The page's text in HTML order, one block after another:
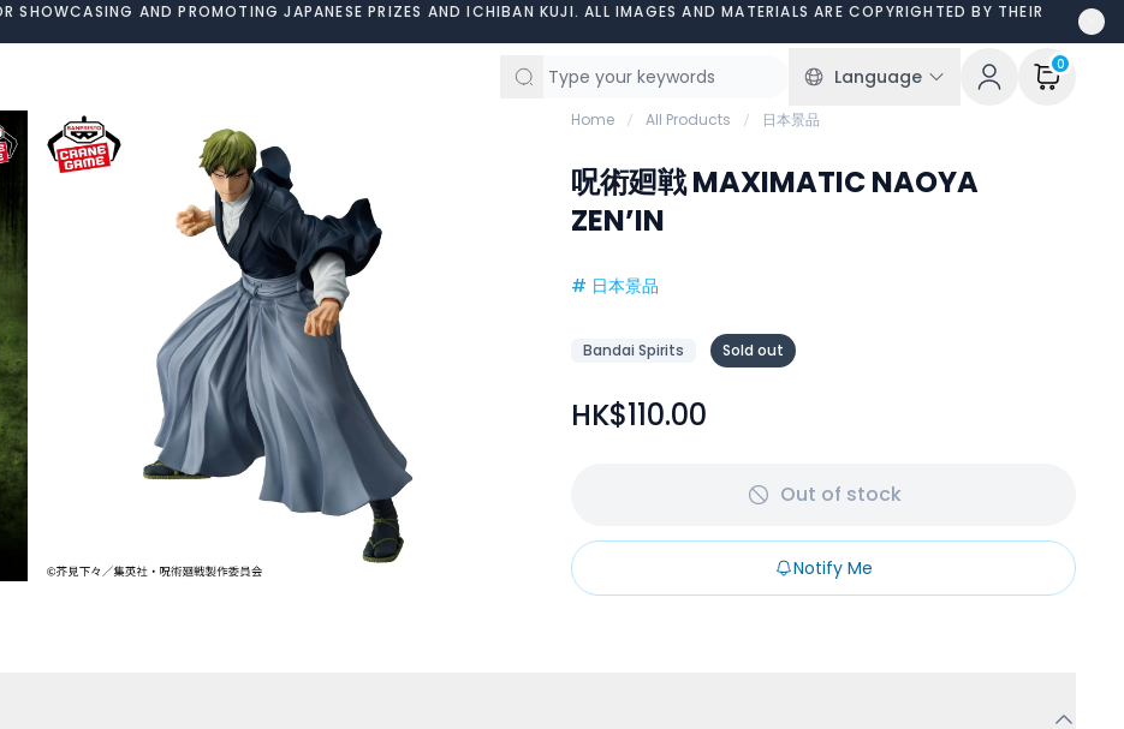
SHOWCASING AND PROMOTING JAPANESE PRIZES AND ICHIBAN KUJI. ALL IMAGES AND MATERIALS ARE COPYRIGHTED BY THEIR
Language
0
Home All Products 日本景品
呪術廻戦 MAXIMATIC NAOYA
ZEN’IN
# 日本景品
Bandai Spirits Sold out
HK$110.00
Out of stock
Notify Me